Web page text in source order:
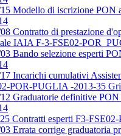
Modello di iscrizione PON
Contratto di prestazione
IAIA F-3-FSE02-
Bando selezione esperti
Incarichi cumulativi
POR-PUGLIA -2013-35
Graduatorie definitive PON
Contratti esperti F3-
Errata corrige graduatoria